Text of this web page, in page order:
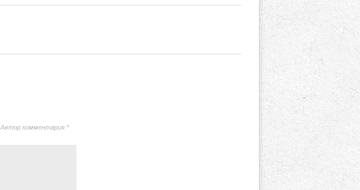
Автор комментария *